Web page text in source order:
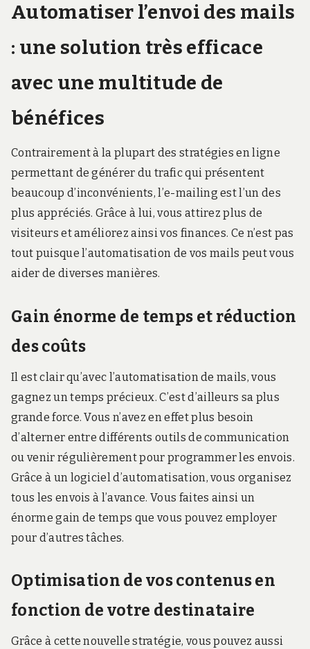
Automatiser l’envoi des mails
: une solution très efficace
avec une multitude de
bénéfices
Contrairement à la plupart des stratégies en ligne
permettant de générer du trafic qui présentent
beaucoup d’inconvénients, l’e-mailing est l’un des
plus appréciés. Grâce à lui, vous attirez plus de
visiteurs et améliorez ainsi vos finances. Ce n’est pas
tout puisque l’automatisation de vos mails peut vous
aider de diverses manières.
Gain énorme de temps et réduction
des coûts
Il est clair qu’avec l’automatisation de mails, vous
gagnez un temps précieux. C’est d’ailleurs sa plus
grande force. Vous n’avez en effet plus besoin
d’alterner entre différents outils de communication
ou venir régulièrement pour programmer les envois.
Grâce à un logiciel d’automatisation, vous organisez
tous les envois à l’avance. Vous faites ainsi un
énorme gain de temps que vous pouvez employer
pour d’autres tâches.
Optimisation de vos contenus en
fonction de votre destinataire
Grâce à cette nouvelle stratégie, vous pouvez aussi